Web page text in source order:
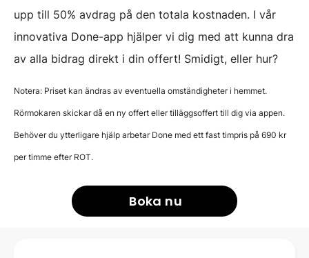
upp till 50% avdrag på den totala kostnaden. I vår
innovativa Done-app hjälper vi dig med att kunna dra
av alla bidrag direkt i din offert! Smidigt, eller hur?
Notera: Priset kan ändras av eventuella omständigheter i hemmet.
Rörmokaren skickar då en ny offert eller tilläggsoffert till dig via appen.
Behöver du ytterligare hjälp arbetar Done med ett fast timpris på 690 kr
per timme efter ROT.
Boka nu